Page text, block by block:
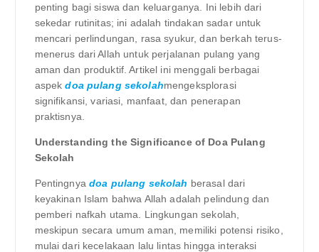
penting bagi siswa dan keluarganya. Ini lebih dari
sekedar rutinitas; ini adalah tindakan sadar untuk
mencari perlindungan, rasa syukur, dan berkah terus-
menerus dari Allah untuk perjalanan pulang yang
aman dan produktif. Artikel ini menggali berbagai
aspekdoa pulang sekolahmengeksplorasi
signifikansi, variasi, manfaat, dan penerapan
praktisnya.
Understanding the Significance of Doa Pulang
Sekolah
Pentingnyadoa pulang sekolah berasal dari
keyakinan Islam bahwa Allah adalah pelindung dan
pemberi nafkah utama. Lingkungan sekolah,
meskipun secara umum aman, memiliki potensi risiko,
mulai dari kecelakaan lalu lintas hingga interaksi